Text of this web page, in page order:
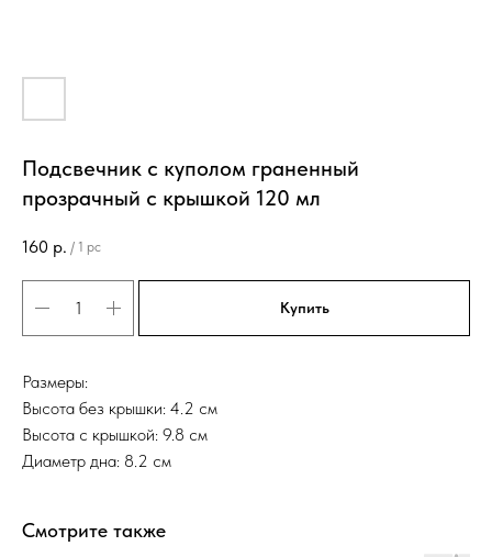
Подсвечник с куполом граненный
прозрачный с крышкой 120 мл
160 р. / 1 pc
Купить
Размеры:
Высота без крышки: 4.2 см
Высота с крышкой: 9.8 см
Диаметр дна: 8.2 см
Смотрите также